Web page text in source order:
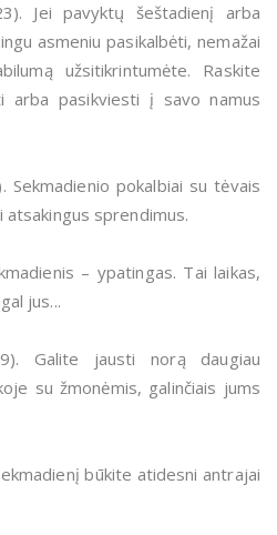
Jei pavyktų šeštadienį arba
asmeniu pasikalbėti, nemažai
užsitikrintumėte. Raskite
arba pasikviesti į savo namus
Sekmadienio pokalbiai su tėvais
sprendimus.
– ypatingas. Tai laikas,
jus...
Galite jausti norą daugiau
su žmonėmis, galinčiais jums
būkite atidesni antrajai